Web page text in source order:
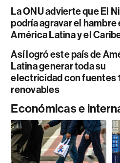
La ONU advierte que El
podría agravar el hambre
América Latina y el
Así logró este país de
Latina generar toda su
electricidad con fuentes
renovables
Económicas e